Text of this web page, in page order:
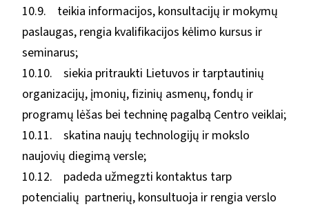
10.9. teikia informacijos, konsultacijų ir mokymų
paslaugas, rengia kvalifikacijos kėlimo kursus ir
seminarus;
10.10. siekia pritraukti Lietuvos ir tarptautinių
organizacijų, įmonių, fizinių asmenų, fondų ir
programų lėšas bei techninę pagalbą Centro veiklai;
10.11. skatina naujų technologijų ir mokslo
naujovių diegimą versle;
10.12. padeda užmegzti kontaktus tarp
potencialių partnerių, konsultuoja ir rengia verslo